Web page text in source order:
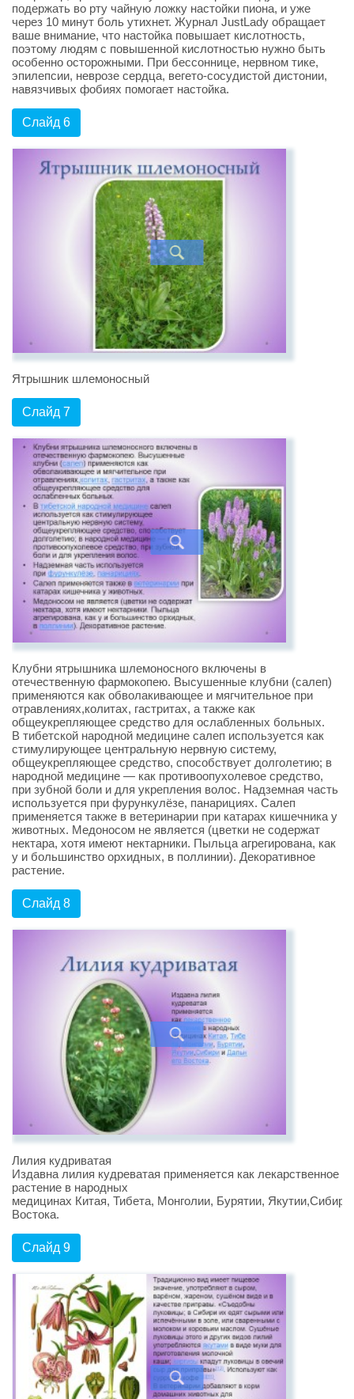
подержать во рту чайную ложку настойки пиона, и уже
через 10 минут боль утихнет. Журнал JustLady обращает
ваше внимание, что настойка повышает кислотность,
поэтому людям с повышенной кислотностью нужно быть
особенно осторожными. При бессоннице, нервном тике,
эпилепсии, неврозе сердца, вегето-сосудистой дистонии,
навязчивых фобиях помогает настойка.
Слайд 6
Ятрышник шлемоносный
Слайд 7
Клубни ятрышника шлемоносного включены в
отечественную фармокопею. Высушенные клубни (салеп)
применяются как обволакивающее и мягчительное при
отравлениях,колитах, гастритах, а также как
общеукрепляющее средство для ослабленных больных.
В тибетской народной медицине салеп используется как
стимулирующее центральную нервную систему,
общеукрепляющее средство, способствует долголетию; в
народной медицине — как противоопухолевое средство,
при зубной боли и для укрепления волос. Надземная часть
используется при фурункулёзе, панарициях. Салеп
применяется также в ветеринарии при катарах кишечника у
животных. Медоносом не является (цветки не содержат
нектара, хотя имеют нектарники. Пыльца агрегирована, как
у и большинство орхидных, в поллинии). Декоративное
растение.
Слайд 8
Лилия кудриватая
Издавна лилия кудреватая применяется как лекарственное
растение в народных
медицинах Китая, Тибета, Монголии, Бурятии, Якутии,Сибири
Востока.
Слайд 9